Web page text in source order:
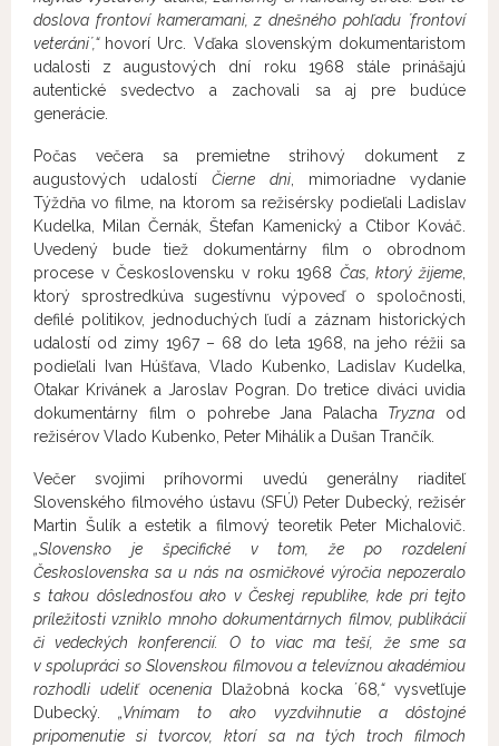
doslova frontoví kameramani, z dnešného pohľadu ´frontoví
veteráni´,“ hovorí Urc. Vďaka slovenským dokumentaristom
udalosti z augustových dní roku 1968 stále prinášajú
autentické svedectvo a zachovali sa aj pre budúce
generácie.
Počas večera sa premietne strihový dokument z
augustových udalostíČierne dni, mimoriadne vydanie
Týždňa vo filme, na ktorom sa režisérsky podieľali Ladislav
Kudelka, Milan Černák, Štefan Kamenický a Ctibor Kováč.
Uvedený bude tiež dokumentárny film o obrodnom
procese v Československu v roku 1968 Čas, ktorý žijeme
ktorý sprostredkúva sugestívnu výpoveď o spoločnosti,
defilé politikov, jednoduchých ľudí a záznam historických
udalostí od zimy 1967 – 68 do leta 1968, na jeho réžii sa
podieľali Ivan Húšťava, Vlado Kubenko, Ladislav Kudelka,
Otakar Krivánek a Jaroslav Pogran. Do tretice diváci uvidia
dokumentárny film o pohrebe Jana Palacha Tryzna od
režisérov Vlado Kubenko, Peter Mihálik a Dušan Trančík.
Večer svojimi príhovormi uvedú generálny riaditeľ
Slovenského filmového ústavu (SFÚ) Peter Dubecký, režisér
Martin Šulík a estetik a filmový teoretik Peter Michalovič.
„Slovensko je špecifické v tom, že po rozdelení
Československa sa u nás na osmičkové výročia nepozeralo
s takou dôslednosťou ako v Českej republike, kde pri tejto
príležitosti vzniklo mnoho dokumentárnych filmov, publikácií
či vedeckých konferencií. O to viac ma teší, že sme sa
v spolupráci so Slovenskou filmovou a televíznou akadémiou
rozhodli udeliť ocenenia
Dlažobná kocka ´68 ,“ vysvetľuje
Dubecký.
„Vnímam to ako vyzdvihnutie a dôstojné
pripomenutie si tvorcov, ktorí sa na tých troch filmoch